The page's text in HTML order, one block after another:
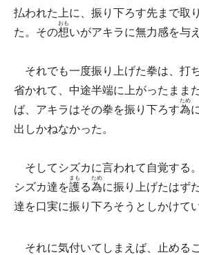
払われた上に、振り下ろす先まで取
た。その想
おも
いがアキラに無力感を与
それでも一度振り上げた拳は、打
省かれて、中途半端に上がったまま
ば、アキラはその拳を振り下ろす為
ため
出しかねなかった。
そしてシズカに言われて自覚する
シズカ達を護
まも
る為
ため
に振り上げたはず
達を口実に振り下ろそうとしかけて
それに気付いてしまえば、止める